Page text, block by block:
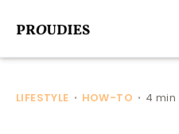
LIFESTYLE • HOW-TO • 4 min